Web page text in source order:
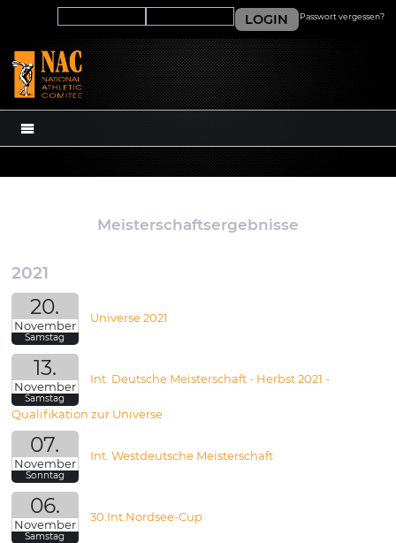
Passwort vergessen?
LOGIN
MENÜ
Meisterschaftsergebnisse
2021
20.
November
Samstag
Universe 2021
13.
November
Samstag
Int. Deutsche Meisterschaft - Herbst 2021 -
Qualifikation zur Universe
07.
November
Sonntag
Int. Westdeutsche Meisterschaft
06.
November
Samstag
30.Int.Nordsee-Cup